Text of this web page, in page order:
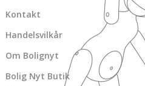
Kontakt
Handelsvilkår
Om Bolignyt
Bolig Nyt Butik